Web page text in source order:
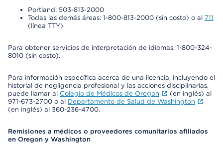
Portland: 503-813-2000
Todas las demás áreas: 1-800-813-2000 (sin costo) o al 711
(línea TTY)
Para obtener servicios de interpretación de idiomas: 1-800-324-
8010 (sin costo).
Para información específica acerca de una licencia, incluyendo el
historial de negligencia profesional y las acciones disciplinarias,
puede llamar al Colegio de Médicos de Oregon
(en inglés) al
971-673-2700 o al Departamento de Salud de Washington
(en inglés) al 360-236-4700.
Remisiones a médicos o proveedores comunitarios afiliados
en Oregon y Washington